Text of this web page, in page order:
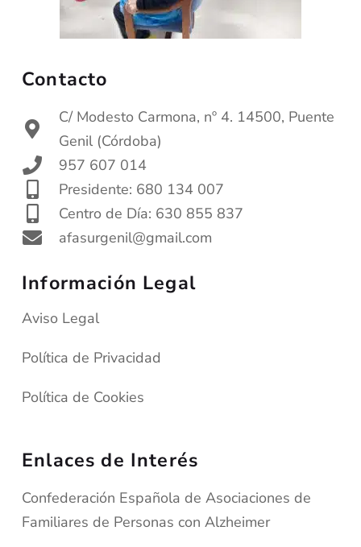
Contacto
C/ Modesto Carmona, nº 4. 14500, Puente
Genil (Córdoba)
957 607 014
Presidente: 680 134 007
Centro de Día: 630 855 837
afasurgenil@gmail.com
Información Legal
Aviso Legal
Política de Privacidad
Política de Cookies
Enlaces de Interés
Confederación Española de Asociaciones de
Familiares de Personas con Alzheimer